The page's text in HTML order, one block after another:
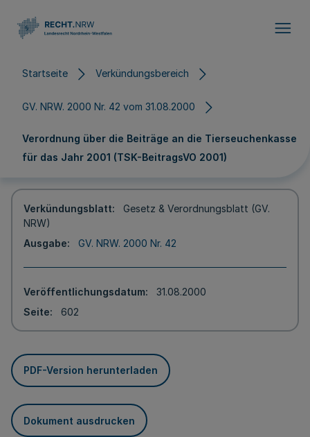
Startseite Verkündungsbereich
GV. NRW. 2000 Nr. 42 vom 31.08.2000
Verordnung über die Beiträge an die Tierseuchenkasse
für das Jahr 2001 (TSK-BeitragsVO 2001)
Verkündungsblatt
Gesetz & Verordnungsblatt (GV.
NRW)
Ausgabe
GV. NRW. 2000 Nr. 42
Veröffentlichungsdatum
31.08.2000
Seite
602
PDF-Version herunterladen
Dokument ausdrucken